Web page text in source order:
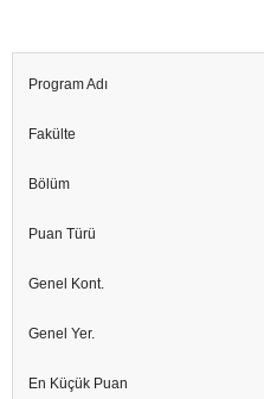
Program Adı
Fakülte
Bölüm
Puan Türü
Genel Kont.
Genel Yer.
En Küçük Puan